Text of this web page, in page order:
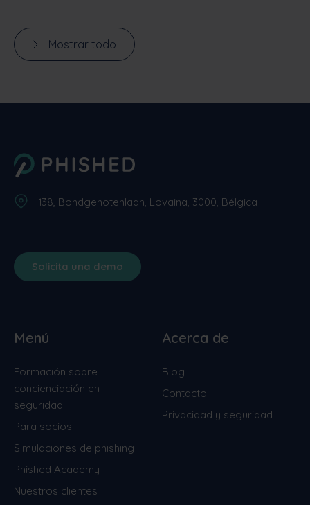
Mostrar todo
138, Bondgenotenlaan, Lovaina, 3000, Bélgica
Solicita una demo
Menú
Formación sobre
concienciación en
seguridad
Para socios
Simulaciones de phishing
Phished Academy
Nuestros clientes
Acerca de
Blog
Contacto
Privacidad y seguridad